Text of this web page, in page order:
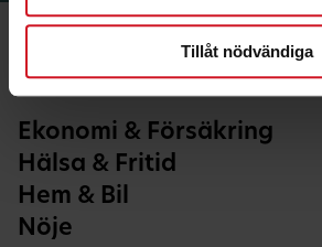
Tillåt nödvändiga
Ekonomi & Försäkring
Hälsa & Fritid
Hem & Bil
Nöje